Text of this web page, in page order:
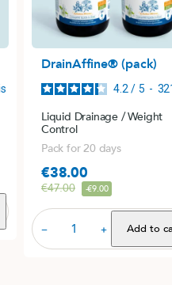
DrainAffine® (pack)
4.2 / 5 -
Liquid Drainage / Weight
Control
Pack for 20 days
Price
€38.00
Regular price
€47.00 -€9.00
− + Add to